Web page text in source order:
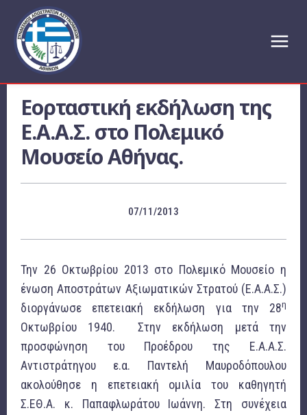
Εορταστική εκδήλωση της
Ε.Α.Α.Σ. στο Πολεμικό
Μουσείο Αθήνας.
07/11/2013
Την 26 Οκτωβρίου 2013 στο Πολεμικό Μουσείο η
ένωση Αποστράτων Αξιωματικών Στρατού (Ε.Α.Α.Σ.)
διοργάνωσε επετειακή εκδήλωση για την 28η
Οκτωβρίου 1940. Στην εκδήλωση μετά την
προσφώνηση του Προέδρου της Ε.Α.Α.Σ.
Αντιστράτηγου ε.α. Παντελή Μαυροδόπουλου
ακολούθησε η επετειακή ομιλία του καθηγητή
Σ.ΕΘ.Α. κ. Παπαφλωράτου Ιωάννη. Στη συνέχεια